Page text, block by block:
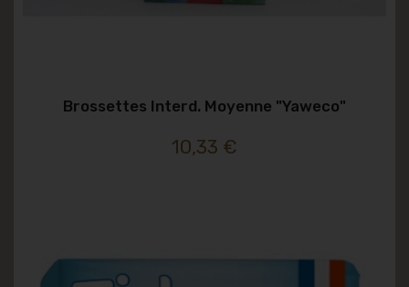
Brossettes Interd. Moyenne "yaweco"
10,33 €